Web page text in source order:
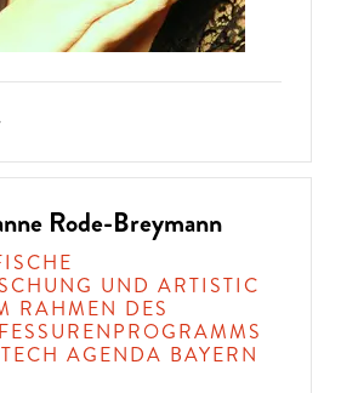
Rode-Breymann
UND ARTISTIC
RAHMEN DES
AGENDA BAYERN